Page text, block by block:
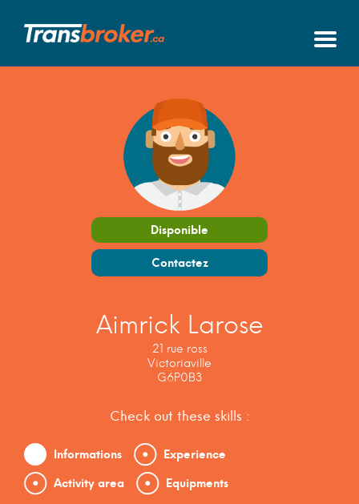
Disponible
Contactez
Aimrick Larose
21 rue ross
Victoriaville
G6P0B3
Check out these skills :
Informations
Experience
Activity area
Equipments